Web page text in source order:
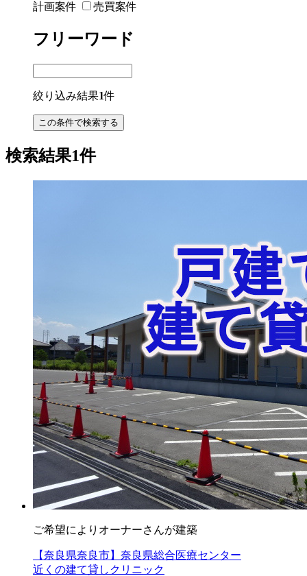
計画案件
売買案件
フリーワード
絞り込み結果1件
検索結果1件
ご希望によりオーナーさんが建築
【奈良県奈良市】奈良県総合医療センター
近くの建て貸しクリニック